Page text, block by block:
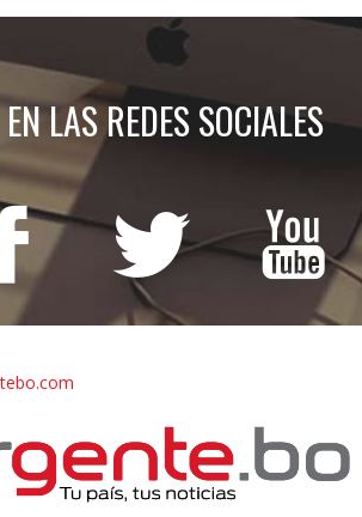
LAS REDES SOCIALES